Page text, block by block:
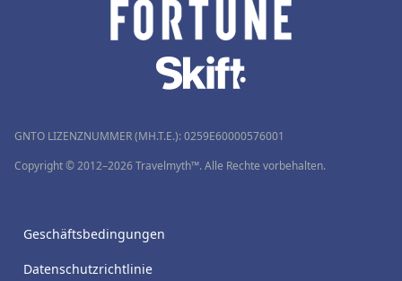
GNTO LIZENZNUMMER (MH.T.E.): 0259Ε60000576001
Copyright © 2012–2026 Travelmyth™. Alle Rechte vorbehalten.
Geschäftsbedingungen
Datenschutzrichtlinie